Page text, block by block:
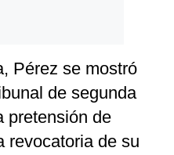
Pérez se mostró
de segunda
pretensión de
revocatoria de su